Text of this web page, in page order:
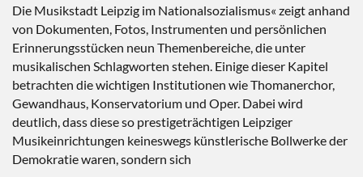
Die Musikstadt Leipzig im Nationalsozialismus« zeigt anhand
von Dokumenten, Fotos, Instrumenten und persönlichen
Erinnerungsstücken neun Themenbereiche, die unter
musikalischen Schlagworten stehen. Einige dieser Kapitel
betrachten die wichtigen Institutionen wie Thomanerchor,
Gewandhaus, Konservatorium und Oper. Dabei wird
deutlich, dass diese so prestigeträchtigen Leipziger
Musikeinrichtungen keineswegs künstlerische Bollwerke der
Demokratie waren, sondern sich